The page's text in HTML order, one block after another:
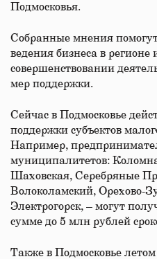
Подмосковья.
Собранные мнения
ведения бизнеса в регионе
совершенствовании
мер поддержки.
Сейчас в Подмосковье
поддержки субъектов
Например,
муниципалитетов:
Шаховская, Серебряные
Волоколамский, Орехово-
Электрогорск, – могут
сумме до 5 млн рублей
Также в Подмосковье